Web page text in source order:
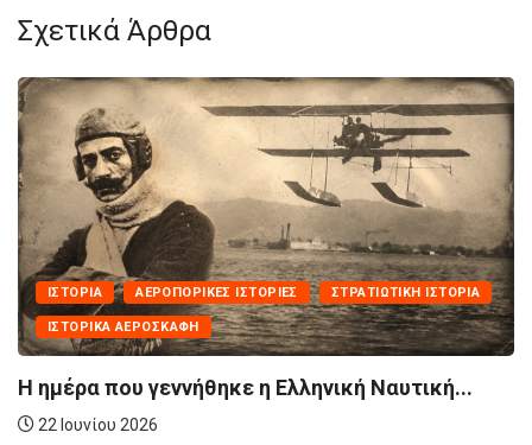
Σχετικά Άρθρα
ΙΣΤΟΡΊΕΣ ΣΤΡΑΤΙΩΤΙΚΉ ΙΣΤΟΡΊΑ
η Ελληνική Ναυτική...
ΑΕΡΟΠΟΡΙΚΈΣ
Το Ελληνικό T-